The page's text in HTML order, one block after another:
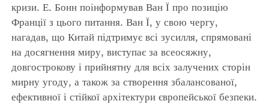
кризи. Е. Бонн поінформував Ван Ї про позицію
Франції з цього питання. Ван Ї, у свою чергу,
нагадав, що Китай підтримує всі зусилля, спрямовані
на досягнення миру, виступає за всеосяжну,
довгострокову і прийнятну для всіх залучених сторін
мирну угоду, а також за створення збалансованої,
ефективної і стійкої архітектури європейської безпеки.